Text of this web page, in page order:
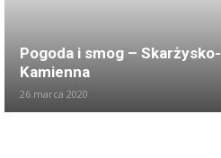
Pogoda i smog – Skarżysko-
Kamienna
26 marca 2020